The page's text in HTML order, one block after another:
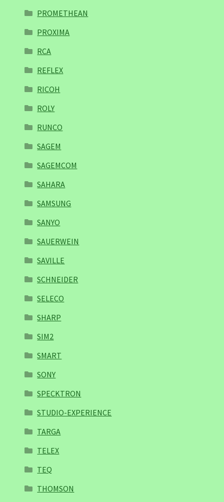
PROMETHEAN
PROXIMA
RCA
REFLEX
RICOH
ROLY
RUNCO
SAGEM
SAGEMCOM
SAHARA
SAMSUNG
SANYO
SAUERWEIN
SAVILLE
SCHNEIDER
SELECO
SHARP
SIM2
SMART
SONY
SPECKTRON
STUDIO-EXPERIENCE
TARGA
TELEX
TEQ
THOMSON